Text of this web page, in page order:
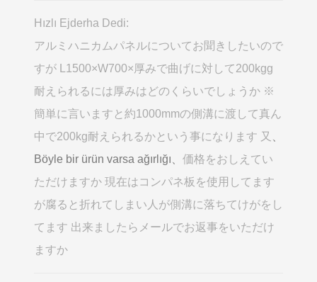
Hızlı Ejderha Dedi:
アルミハニカムパネルについてお聞きしたいので
すが L1500×W700×厚みで曲げに対して200kgg
耐えられるには厚みはどのくらいでしょうか ※
簡単に言いますと約1000mmの側溝に渡して真ん
中で200kg耐えられるかという事になります 又
Böyle bir ürün varsa ağırlığı、 価格をおしえてい
ただけますか 現在はコンパネ板を使用してます
が腐ると折れてしまい人が側溝に落ちてけがをし
てます 出来ましたらメールでお返事をいただけ
ますか